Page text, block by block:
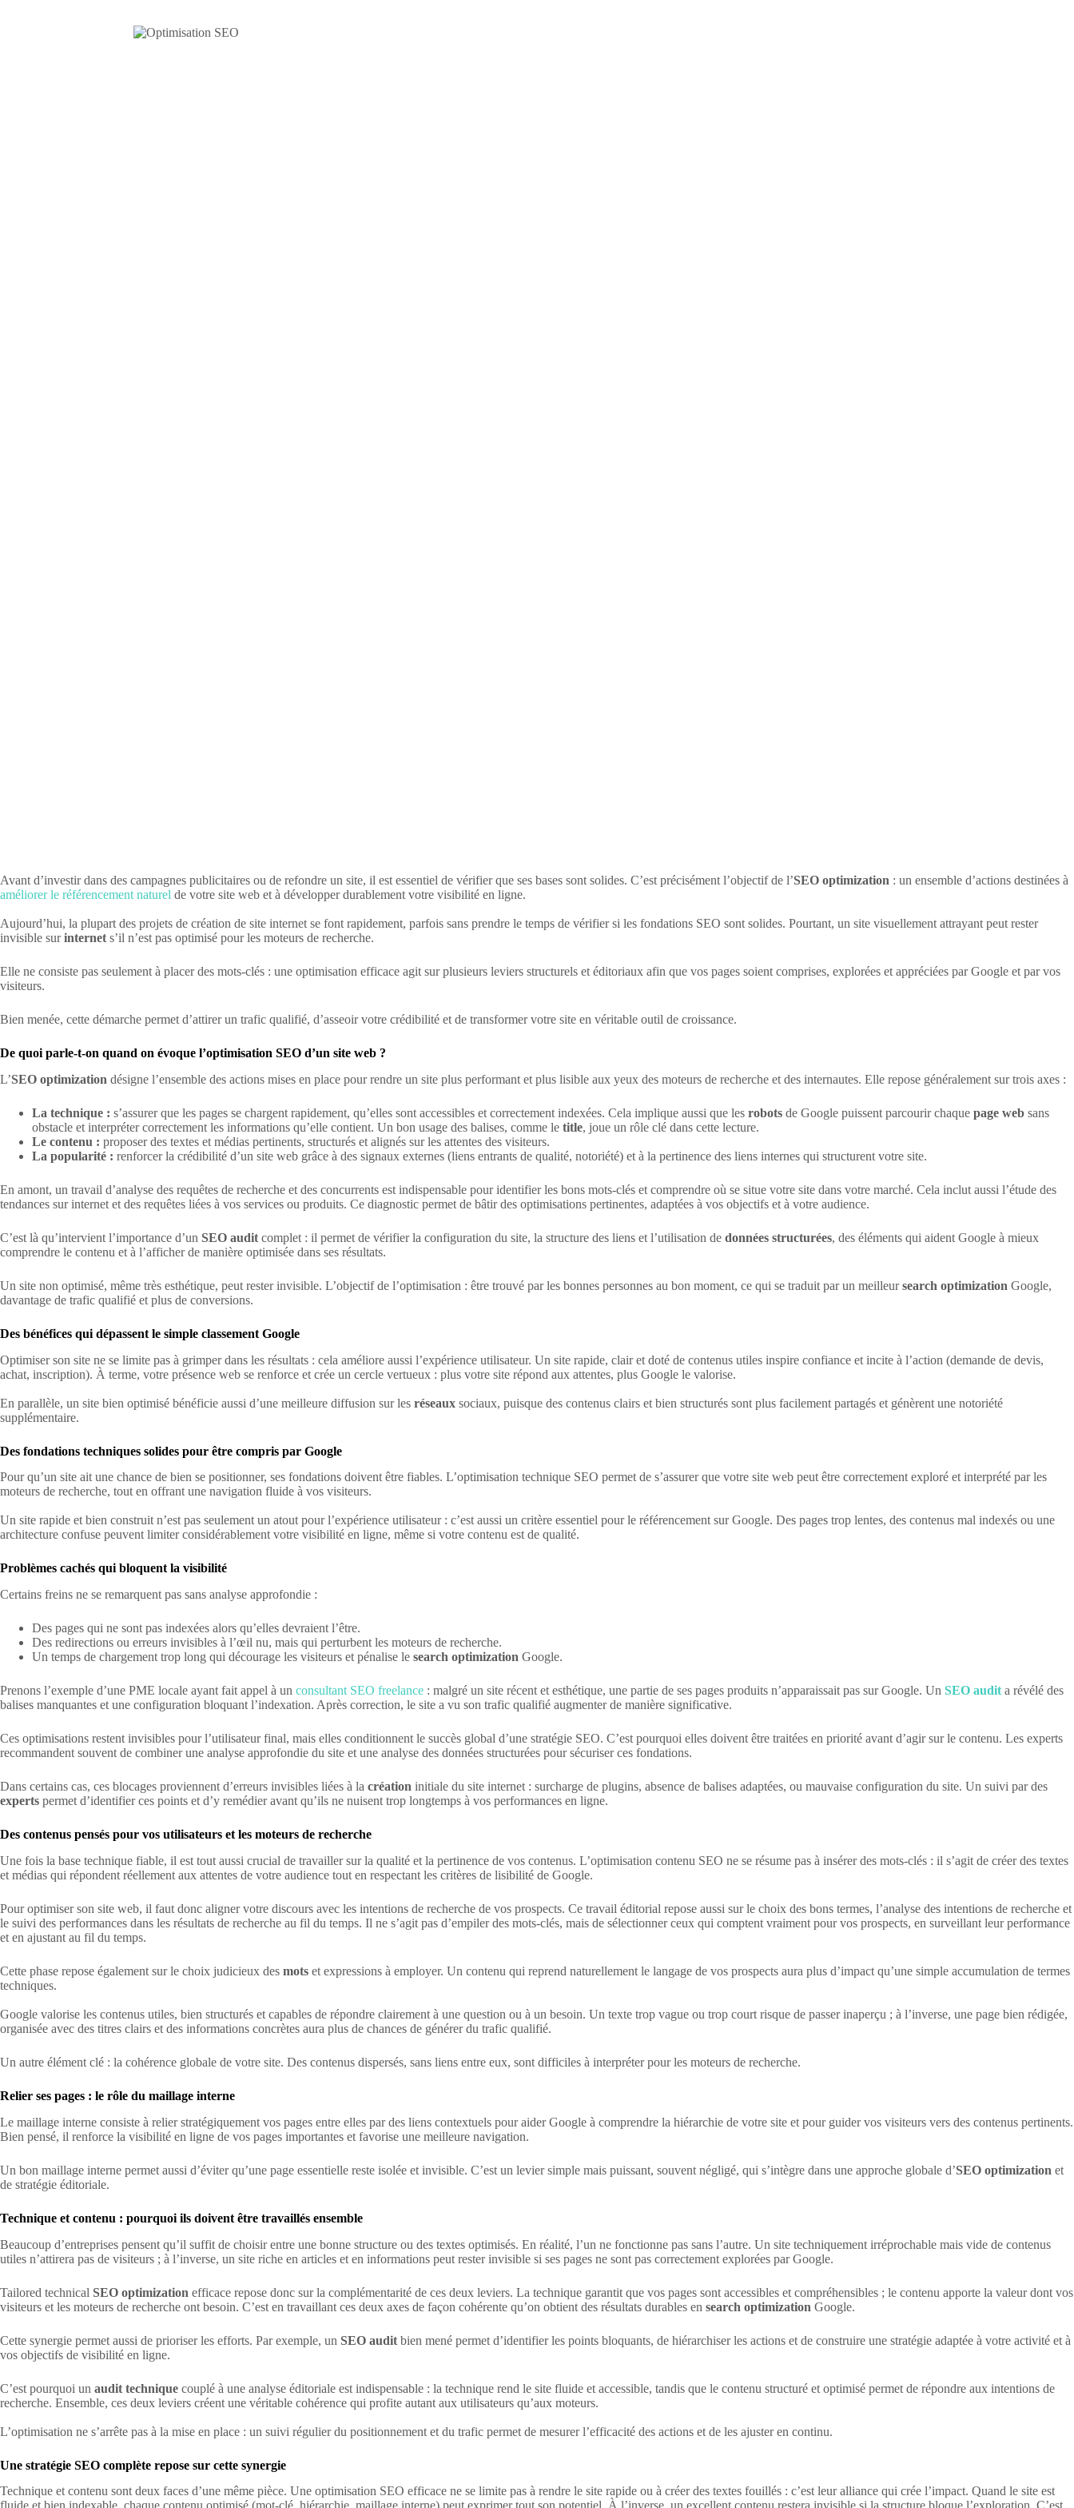
Avant d’investir dans des campagnes publicitaires ou de refondre un site, il est essentiel de vérifier que ses bases sont solides. C’est précisément l’objectif de l’SEO optimization : un ensemble d’actions destinées à
améliorer le référencement naturel de votre site web et à développer durablement votre visibilité en ligne.
Aujourd’hui, la plupart des projets de création de site internet se font rapidement, parfois sans prendre le temps de vérifier si les fondations SEO sont solides. Pourtant, un site visuellement attrayant peut rester
invisible surinternet s’il n’est pas optimisé pour les moteurs de recherche.
Elle ne consiste pas seulement à placer des mots-clés : une optimisation efficace agit sur plusieurs leviers structurels et éditoriaux afin que vos pages soient comprises, explorées et appréciées par Google et par vos
visiteurs.
Bien menée, cette démarche permet d’attirer un trafic qualifié, d’asseoir votre crédibilité et de transformer votre site en véritable outil de croissance.
De quoi parle-t-on quand on évoque l’optimisation SEO d’un site web ?
L’SEO optimization désigne l’ensemble des actions mises en place pour rendre un site plus performant et plus lisible aux yeux des moteurs de recherche et des internautes. Elle repose généralement sur trois axes :
La technique : s’assurer que les pages se chargent rapidement, qu’elles sont accessibles et correctement indexées. Cela implique aussi que les robots de Google puissent parcourir chaque page web sans
obstacle et interpréter correctement les informations qu’elle contient. Un bon usage des balises, comme le title, joue un rôle clé dans cette lecture.
Le contenu : proposer des textes et médias pertinents, structurés et alignés sur les attentes des visiteurs.
La popularité : renforcer la crédibilité d’un site web grâce à des signaux externes (liens entrants de qualité, notoriété) et à la pertinence des liens internes qui structurent votre site.
En amont, un travail d’analyse des requêtes de recherche et des concurrents est indispensable pour identifier les bons mots-clés et comprendre où se situe votre site dans votre marché. Cela inclut aussi l’étude des
tendances sur internet et des requêtes liées à vos services ou produits. Ce diagnostic permet de bâtir des optimisations pertinentes, adaptées à vos objectifs et à votre audience.
C’est là qu’intervient l’importance d’un SEO audit complet : il permet de vérifier la configuration du site, la structure des liens et l’utilisation de données structurées, des éléments qui aident Google à mieux
comprendre le contenu et à l’afficher de manière optimisée dans ses résultats.
Un site non optimisé, même très esthétique, peut rester invisible. L’objectif de l’optimisation : être trouvé par les bonnes personnes au bon moment, ce qui se traduit par un meilleursearch optimization Google,
davantage de trafic qualifié et plus de conversions.
Des bénéfices qui dépassent le simple classement Google
Optimiser son site ne se limite pas à grimper dans les résultats : cela améliore aussi l’expérience utilisateur. Un site rapide, clair et doté de contenus utiles inspire confiance et incite à l’action (demande de devis,
achat, inscription). À terme, votre présence web se renforce et crée un cercle vertueux : plus votre site répond aux attentes, plus Google le valorise.
En parallèle, un site bien optimisé bénéficie aussi d’une meilleure diffusion sur les réseaux sociaux, puisque des contenus clairs et bien structurés sont plus facilement partagés et génèrent une notoriété
supplémentaire.
Des fondations techniques solides pour être compris par Google
Pour qu’un site ait une chance de bien se positionner, ses fondations doivent être fiables. L’optimisation technique SEO permet de s’assurer que votre site web peut être correctement exploré et interprété par les
moteurs de recherche, tout en offrant une navigation fluide à vos visiteurs.
Un site rapide et bien construit n’est pas seulement un atout pour l’expérience utilisateur : c’est aussi un critère essentiel pour le référencement sur Google. Des pages trop lentes, des contenus mal indexés ou une
architecture confuse peuvent limiter considérablement votre visibilité en ligne, même si votre contenu est de qualité.
Problèmes cachés qui bloquent la visibilité
Certains freins ne se remarquent pas sans analyse approfondie :
Des pages qui ne sont pas indexées alors qu’elles devraient l’être.
Des redirections ou erreurs invisibles à l’œil nu, mais qui perturbent les moteurs de recherche.
Un temps de chargement trop long qui décourage les visiteurs et pénalise le search optimization Google.
Prenons l’exemple d’une PME locale ayant fait appel à un consultant SEO freelance : malgré un site récent et esthétique, une partie de ses pages produits n’apparaissait pas sur Google. Un SEO audit a révélé des
balises manquantes et une configuration bloquant l’indexation. Après correction, le site a vu son trafic qualifié augmenter de manière significative.
Ces optimisations restent invisibles pour l’utilisateur final, mais elles conditionnent le succès global d’une stratégie SEO. C’est pourquoi elles doivent être traitées en priorité avant d’agir sur le contenu. Les experts
recommandent souvent de combiner une analyse approfondie du site et une analyse des données structurées pour sécuriser ces fondations.
Dans certains cas, ces blocages proviennent d’erreurs invisibles liées à la création initiale du site internet : surcharge de plugins, absence de balises adaptées, ou mauvaise configuration du site. Un suivi par des
experts permet d’identifier ces points et d’y remédier avant qu’ils ne nuisent trop longtemps à vos performances en ligne.
Des contenus pensés pour vos utilisateurs et les moteurs de recherche
Une fois la base technique fiable, il est tout aussi crucial de travailler sur la qualité et la pertinence de vos contenus. L’optimisation contenu SEO ne se résume pas à insérer des mots-clés : il s’agit de créer des textes
et médias qui répondent réellement aux attentes de votre audience tout en respectant les critères de lisibilité de Google.
Pour optimiser son site web, il faut donc aligner votre discours avec les intentions de recherche de vos prospects. Ce travail éditorial repose aussi sur le choix des bons termes, l’analyse des intentions de recherche et
le suivi des performances dans les résultats de recherche au fil du temps. Il ne s’agit pas d’empiler des mots-clés, mais de sélectionner ceux qui comptent vraiment pour vos prospects, en surveillant leur performance
et en ajustant au fil du temps.
Cette phase repose également sur le choix judicieux des mots et expressions à employer. Un contenu qui reprend naturellement le langage de vos prospects aura plus d’impact qu’une simple accumulation de termes
techniques.
Google valorise les contenus utiles, bien structurés et capables de répondre clairement à une question ou à un besoin. Un texte trop vague ou trop court risque de passer inaperçu ; à l’inverse, une page bien rédigée,
organisée avec des titres clairs et des informations concrètes aura plus de chances de générer du trafic qualifié.
Un autre élément clé : la cohérence globale de votre site. Des contenus dispersés, sans liens entre eux, sont difficiles à interpréter pour les moteurs de recherche.
Relier ses pages : le rôle du maillage interne
Le maillage interne consiste à relier stratégiquement vos pages entre elles par des liens contextuels pour aider Google à comprendre la hiérarchie de votre site et pour guider vos visiteurs vers des contenus pertinents.
Bien pensé, il renforce la visibilité en ligne de vos pages importantes et favorise une meilleure navigation.
Un bon maillage interne permet aussi d’éviter qu’une page essentielle reste isolée et invisible. C’est un levier simple mais puissant, souvent négligé, qui s’intègre dans une approche globale d’SEO optimization et
de stratégie éditoriale.
Technique et contenu : pourquoi ils doivent être travaillés ensemble
Beaucoup d’entreprises pensent qu’il suffit de choisir entre une bonne structure ou des textes optimisés. En réalité, l’un ne fonctionne pas sans l’autre. Un site techniquement irréprochable mais vide de contenus
utiles n’attirera pas de visiteurs ; à l’inverse, un site riche en articles et en informations peut rester invisible si ses pages ne sont pas correctement explorées par Google.
Tailored technical SEO optimization efficace repose donc sur la complémentarité de ces deux leviers. La technique garantit que vos pages sont accessibles et compréhensibles ; le contenu apporte la valeur dont vos
visiteurs et les moteurs de recherche ont besoin. C’est en travaillant ces deux axes de façon cohérente qu’on obtient des résultats durables en search optimization Google.
Cette synergie permet aussi de prioriser les efforts. Par exemple, un SEO audit bien mené permet d’identifier les points bloquants, de hiérarchiser les actions et de construire une stratégie adaptée à votre activité et à
vos objectifs de visibilité en ligne.
C’est pourquoi un audit technique couplé à une analyse éditoriale est indispensable : la technique rend le site fluide et accessible, tandis que le contenu structuré et optimisé permet de répondre aux intentions de
recherche. Ensemble, ces deux leviers créent une véritable cohérence qui profite autant aux utilisateurs qu’aux moteurs.
L’optimisation ne s’arrête pas à la mise en place : un suivi régulier du positionnement et du trafic permet de mesurer l’efficacité des actions et de les ajuster en continu.
Une stratégie SEO complète repose sur cette synergie
Technique et contenu sont deux faces d’une même pièce. Une optimisation SEO efficace ne se limite pas à rendre le site rapide ou à créer des textes fouillés : c’est leur alliance qui crée l’impact. Quand le site est